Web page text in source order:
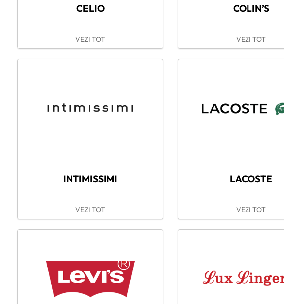
CELIO
VEZI TOT
COLIN’S
VEZI TOT
INTIMISSIMI
VEZI TOT
LACOSTE
VEZI TOT